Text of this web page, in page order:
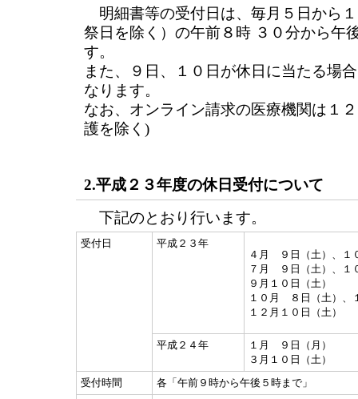
明細書等の受付日は、毎月５日から
祭日を除く）の午前８時 ３０分から午
す。
また、９日、１０日が休日に当たる場
なります。
なお、オンライン請求の医療機関は１
護を除く)
2.平成２３年度の休日受付について
下記のとおり行います。
受付日
平成２３年
４月 ９日（土）、１
７月 ９日（土）、１
９月１０日（土）
１０月 ８日（土）、
１２月１０日（土）
平成２４年
１月 ９日（月）
３月１０日（土）
受付時間
各「午前９時から午後５時まで」